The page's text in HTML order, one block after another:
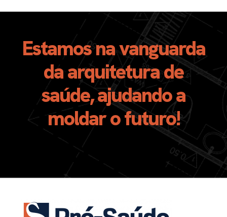
Estamos na vanguarda
da arquitetura de
saúde, ajudando a
moldar o futuro!